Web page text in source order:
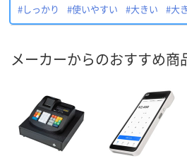
#しっかり
#使いやすい #大きい #大
メーカーからのおすすめ商